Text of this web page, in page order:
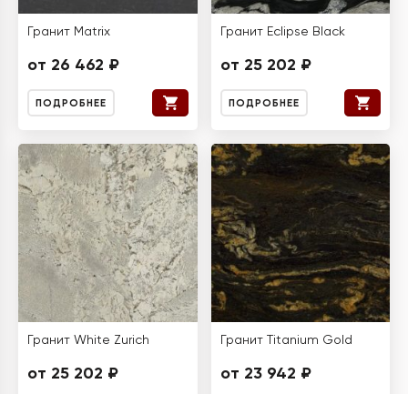
Гранит Matrix
от 26 462 ₽
ПОДРОБНЕЕ
Гранит Eclipse Black
от 25 202 ₽
ПОДРОБНЕЕ
Гранит White Zurich
от 25 202 ₽
Гранит Titanium Gold
от 23 942 ₽